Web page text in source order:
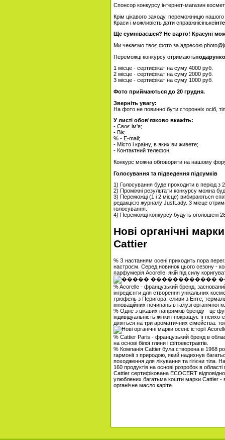
Спонсор конкурсу інтернет-магазин
Крім цікавого заходу, переможницю нашого
Краси і можливість дати справжнісіньке
Ще сумніваєшся? Не варто! Красуні
Ми чекаємо твоє фото за адресою
Переможці конкурсу отримають
1 місце - сертифікат на суму 4000 руб.
2 місце - сертифікат на суму 2000 руб.
3 місце - сертифікат на суму 1000 руб.
Фото приймаються до 20 грудня.
Зверніть увагу:
На фото не повинно бути сторонніх осіб,
У листі обов'язково вкажіть:
- Своє ім'я;
- Вік;
% - E-mail;
- Місто і країну, в яких ви живете;
- Контактний телефон.
Конкурс можна обговорити на нашому
Голосування та підведення підсумків
1) Голосування буде проходити в період з
2) Проміжні результати конкурсу можна
3) Переможці (1 і 2 місце) вибираються
редакцією журналу JustLady. 3 місце
голосування.
4) Переможці конкурсу будуть оголошені
Нові органічні
Cattier
% З настанням осені приходить пора
настроєм. Серед новинок цього сезону -
парфумерія Acorelle, якій під силу
% Acorelle - французький бренд,
інгредієнти для створення унікальних
трюфель з Перигора, сливи з Енте,
інноваційних починань в галузі органічної
% Одне з цікавих напрямків бренду - це
індивідуальність жінки і покращує її
діляться на три ароматичних сімейства:
% Cattier Paris - французький бренд в
на основі білої глини і фітоекстрактів.
% Компанія Cattier була створена в 1968
гармонії з природою, який надихнув
походження для лікування та гігієни
160 продуктів на основі розробок в
Cattier сертифікована ECOCERT
улюблених багатьма кошти марки Cattier -
органічне масло каріте.